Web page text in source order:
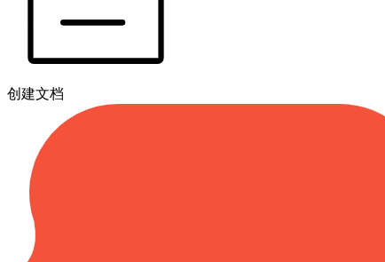
创建文档